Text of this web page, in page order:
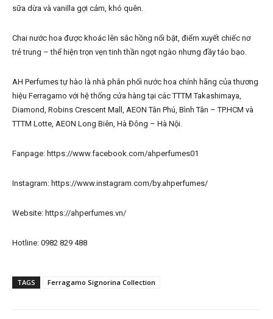
sữa dừa và vanilla gợi cảm, khó quên.
Chai nước hoa được khoác lên sắc hồng nổi bật, điểm xuyết chiếc nơ
trẻ trung – thể hiện trọn vẹn tinh thần ngọt ngào nhưng đầy táo bạo.
AH Perfumes tự hào là nhà phân phối nước hoa chính hãng của thương
hiệu Ferragamo với hệ thống cửa hàng tại các TTTM Takashimaya,
Diamond, Robins Crescent Mall, AEON Tân Phú, Bình Tân – TP.HCM và
TTTM Lotte, AEON Long Biên, Hà Đông – Hà Nội.
Fanpage: https://www.facebook.com/ahperfumes01
Instagram: https://www.instagram.com/by.ahperfumes/
Website: https://ahperfumes.vn/
Hotline: 0982 829 488
TAGS Ferragamo Signorina Collection